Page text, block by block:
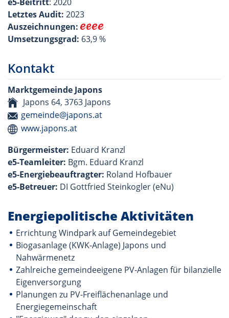
Letztes Audit: 2023
Auszeichnungen:
Umsetzungsgrad: 63,9 %
Kontakt
Marktgemeinde Japons
Japons 64, 3763 Japons
gemeinde@japons.at
www.japons.at
Bürgermeister: Eduard Kranzl
e5-Teamleiter: Bgm. Eduard Kranzl
e5-Energiebeauftragter: Roland Hofbauer
e5-Betreuer: DI Gottfried Steinkogler (eNu)
Energiepolitische Aktivitäten
Errichtung Windpark auf Gemeindegebiet
Biogasanlage (KWK-Anlage) Japons und
Nahwärmenetz
Zahlreiche gemeindeeigene PV-Anlagen für bilanzielle
Eigenversorgung
Planungen zu PV-Freiflächenanlage und
Energiegemeinschaft